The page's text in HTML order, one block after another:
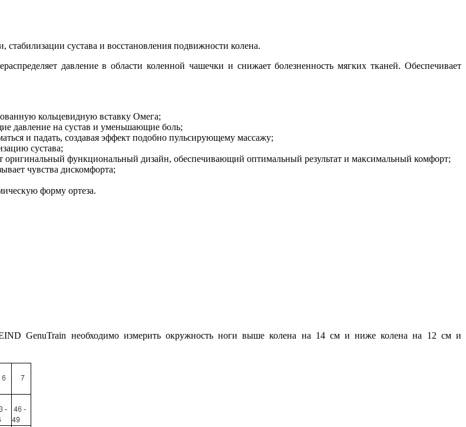
стабилизации сустава и восстановления подвижности колена.
давление в области коленной чашечки и снижает болезненность мягких тканей. Обеспечивает
кольцевидную вставку Омега;
давление на сустав и уменьшающие боль;
и падать, создавая эффект подобно пульсирующему массажу;
сустава;
функциональный дизайн, обеспечивающий оптимальный результат и максимальный комфорт;
чувства дискомфорта;
форму ортеза.
GenuTrain необходимо измерить окружность ноги выше колена на 14 см и ниже колена на 12 см и